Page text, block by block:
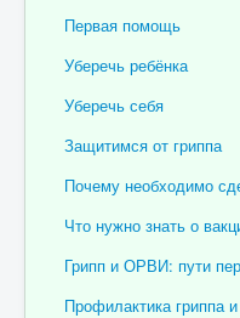
Первая помощь
Уберечь ребёнка
Уберечь себя
Защитимся от гриппа
Почему необходимо
Что нужно знать о
Грипп и ОРВИ: пути
Профилактика гриппа